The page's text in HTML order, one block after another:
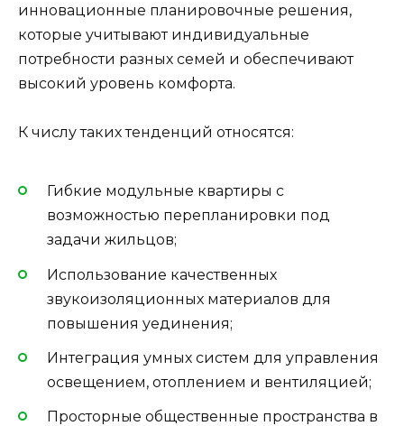
инновационные планировочные решения,
которые учитывают индивидуальные
потребности разных семей и обеспечивают
высокий уровень комфорта.
К числу таких тенденций относятся:
Гибкие модульные квартиры с
возможностью перепланировки под
задачи жильцов;
Использование качественных
звукоизоляционных материалов для
повышения уединения;
Интеграция умных систем для управления
освещением, отоплением и вентиляцией;
Просторные общественные пространства в